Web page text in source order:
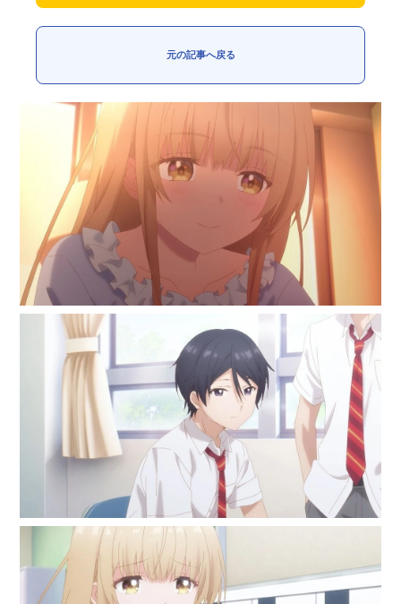
FOLLOW US
元の記事へ戻る